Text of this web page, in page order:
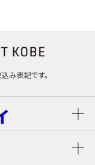
み表記です。
料）